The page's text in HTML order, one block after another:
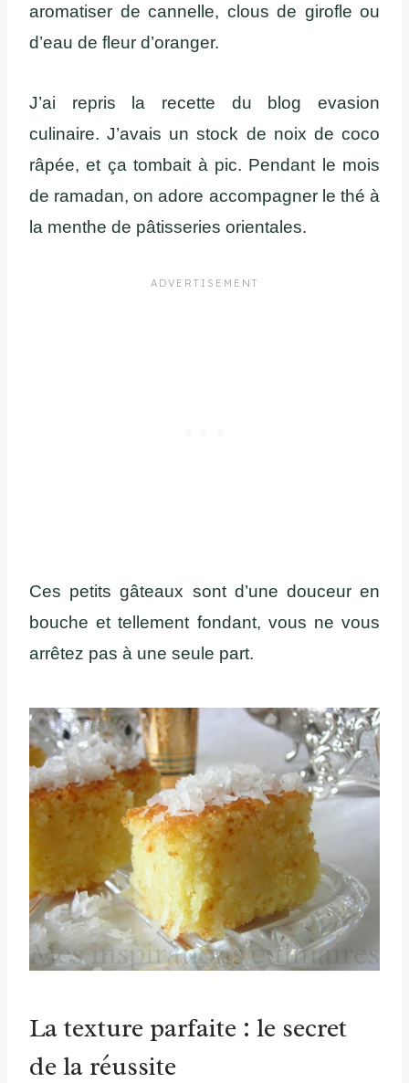
aromatiser de cannelle, clous de girofle ou
d’eau de fleur d’oranger.
J’ai repris la recette du blog evasion
culinaire. J’avais un stock de noix de coco
râpée, et ça tombait à pic. Pendant le mois
de ramadan, on adore accompagner le thé à
la menthe de pâtisseries orientales.
Ces petits gâteaux sont d’une douceur en
bouche et tellement fondant, vous ne vous
arrêtez pas à une seule part.
La texture parfaite : le secret
de la réussite